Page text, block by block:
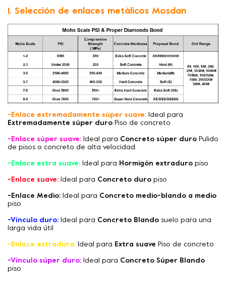
1. Selección de enlaces metálicos Mosdan
-Enlace extremadamente súper suave: Ideal para
Extremadamente súper duro Piso de concreto
-Enlace súper suave: Ideal para Concreto súper duro Pulido
de pisos o concreto de alta velocidad.
-Enlace extra suave: Ideal para Hormigón extraduro piso
-Enlace suave: Ideal para Concreto duro piso
-Enlace Medio: Ideal para Concreto medio-blando a medio
piso
-Vínculo duro: Ideal para Concreto Blando suelo para una
larga vida útil
-Enlace extraduro: Ideal para Extra suave Piso de concreto
-Vínculo súper duro: Ideal para Concreto Súper Blando
piso